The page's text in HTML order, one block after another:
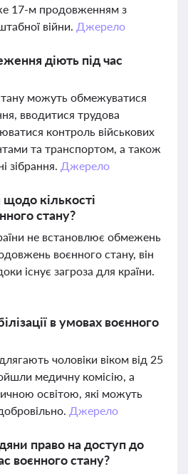
17-м продовженням з
війни. Джерело
діють під час
можуть обмежуватися
вводитися трудова
контроль військових
та транспортом, а також
зібрання. Джерело
кількості
стану?
не встановлює обмежень
воєнного стану, він
існує загроза для країни.
в умовах воєнного
чоловіки віком від 25
медичну комісію, а
освітою, які можуть
Джерело
право на доступ до
воєнного стану?